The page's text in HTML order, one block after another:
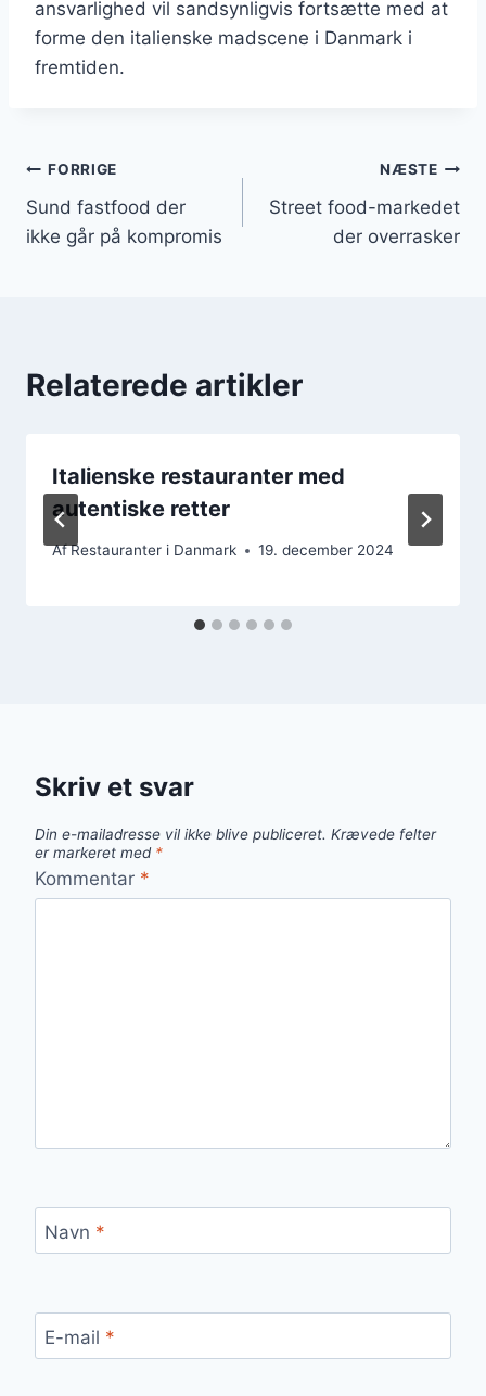
ansvarlighed vil sandsynligvis fortsætte med at
forme den italienske madscene i Danmark i
fremtiden.
Indlægsnavigation
FORRIGE
Sund fastfood der
ikke går på kompromis
NÆSTE
Street food-markedet
der overrasker
Relaterede artikler
Italienske restauranter med
autentiske retter
AfRestauranter i Danmark 19. december 2024
Skriv et svar
Din e-mailadresse vil ikke blive publiceret. Krævede felter
er markeret med *
Kommentar *
Navn *
E-mail *